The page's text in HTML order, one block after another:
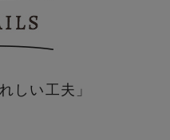
しい工夫」